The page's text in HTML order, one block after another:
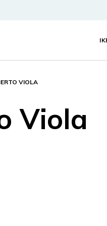
VIOLA
Viola